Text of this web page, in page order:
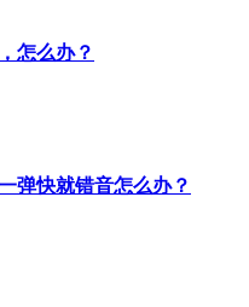
怎么办？
弹快就错音怎么办？